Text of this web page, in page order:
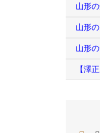
山形
山形
山形
【澤